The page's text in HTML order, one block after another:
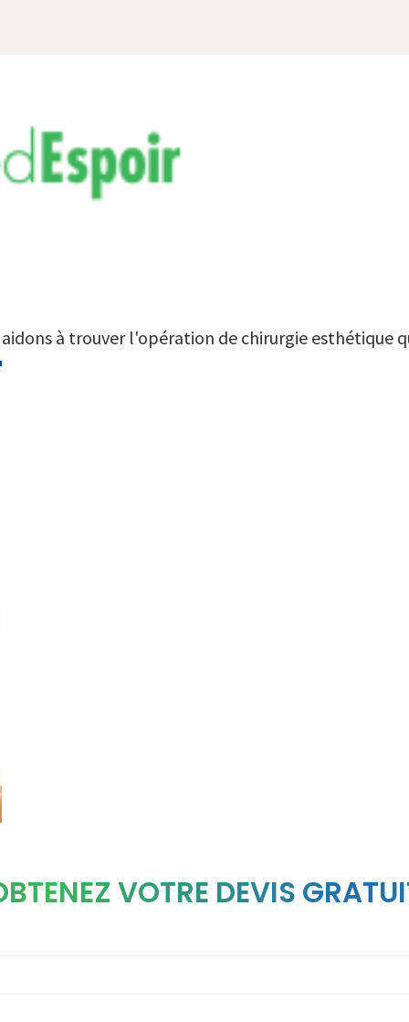
aidons à trouver l'opération de chirurgie esthétique
VOTRE DEVIS